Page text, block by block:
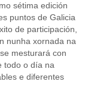
sétima edición
puntos de Galicia
de participación,
nunha xornada na
mesturará con
todo o día na
e diferentes